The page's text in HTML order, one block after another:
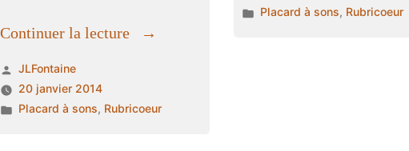
Continuer la lecture
« Philippe
Publié
par
JLFontaine
20 janvier 2014
Publié
Placard à sons, Rubricoeur
Publié
Placard à sons, Rubricoeur